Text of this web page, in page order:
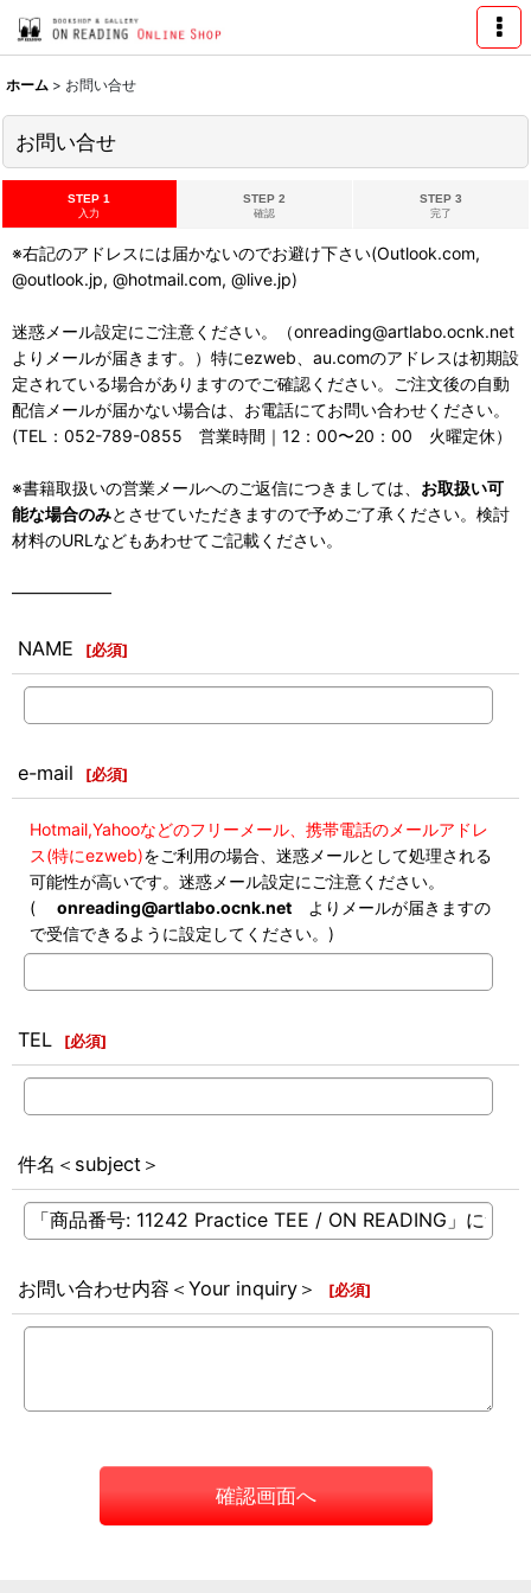
ホーム > お問い合せ
お問い合せ
STEP 1
入力
STEP 2
確認
STEP 3
完了
※右記のアドレスには届かないのでお避け下さい(Outlook.com,
@outlook.jp, @hotmail.com, @live.jp)
迷惑メール設定にご注意ください。（onreading@artlabo.ocnk.net
よりメールが届きます。）特にezweb、au.comのアドレスは初期設
定されている場合がありますのでご確認ください。ご注文後の自動
配信メールが届かない場合は、お電話にてお問い合わせください。
(TEL：052-789-0855 営業時間｜12：00〜20：00 火曜定休）
※書籍取扱いの営業メールへのご返信につきましては、 お取扱い可
能な場合のみとさせていただきますので予めご了承ください。検討
材料のURLなどもあわせてご記載ください。
――――――
NAME [必須]
e-mail [必須]
Hotmail,Yahooなどのフリーメール、携帯電話のメールアドレ
ス(特にezweb)をご利用の場合、迷惑メールとして処理される
可能性が高いです。迷惑メール設定にご注意ください。
( onreading@artlabo.ocnk.net よりメールが届きますの
で受信できるように設定してください。)
TEL [必須]
件名＜subject＞
お問い合わせ内容＜Your inquiry＞ [必須]
確認画面へ